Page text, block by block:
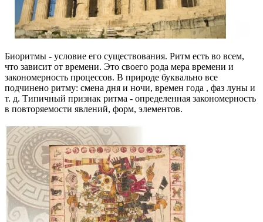
Биоритмы - условие его существования. Ритм есть во всем,
что зависит от времени. Это своего рода мера времени и
закономерность процессов. В природе буквально все
подчинено ритму: смена дня и ночи, времен года , фаз луны и
т. д. Типичный признак ритма - определенная закономерность
в повторяемости явлений, форм, элементов.